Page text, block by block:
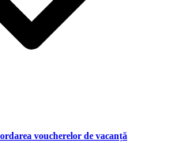
voucherelor de vacanță